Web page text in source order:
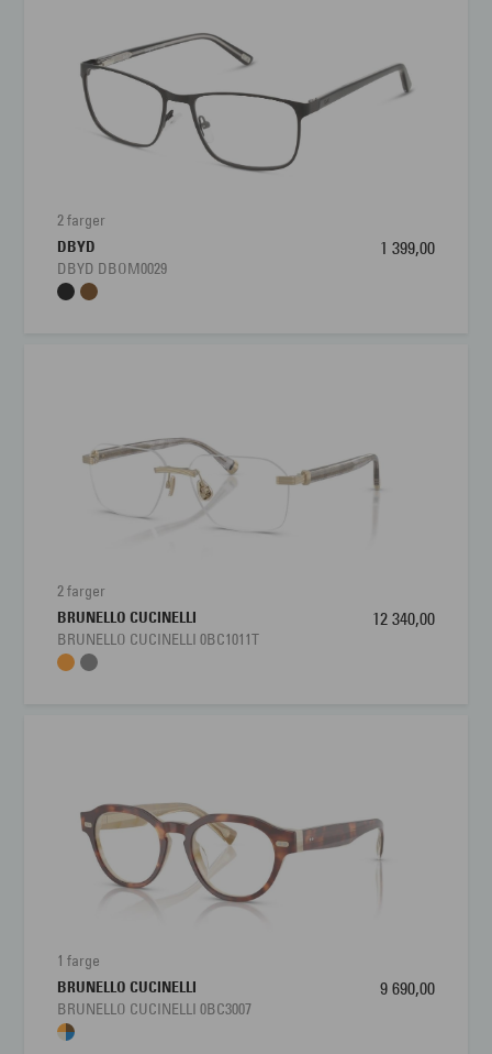
2 farger
DBYD
DBYD DBOM0029
1 399,00
2 farger
BRUNELLO CUCINELLI
BRUNELLO CUCINELLI 0BC1011T
12 340,00
1 farge
BRUNELLO CUCINELLI
BRUNELLO CUCINELLI 0BC3007
9 690,00